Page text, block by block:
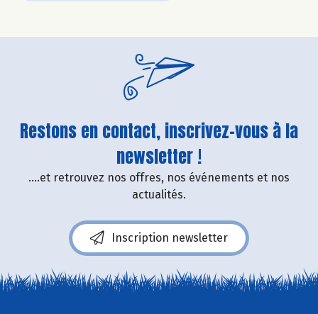
Restons en contact, inscrivez-vous à la
newsletter !
....et retrouvez nos offres, nos événements et nos
actualités.
Inscription newsletter